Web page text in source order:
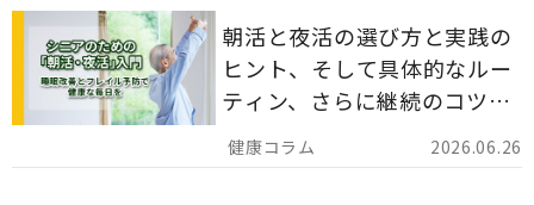
2026.06.26
朝活と夜活の選び方と実践の
ヒント、そして具体的なルー
ティン、さらに継続のコツま
でを詳しくご紹介します。